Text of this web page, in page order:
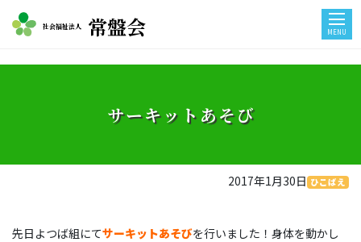
社会福祉法人 常盤会 MENU
サーキットあそび
2017年1月30日 ひこばえ
先日よつば組にてサーキットあそびを行いました！身体を動かし